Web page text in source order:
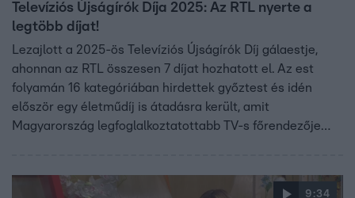
Televíziós Újságírók Díja 2025: Az RTL nyerte a
legtöbb díjat!
Lezajlott a 2025-ös Televíziós Újságírók Díj gálaestje,
ahonnan az RTL összesen 7 díjat hozhatott el. Az est
folyamán 16 kategóriában hirdettek győztest és idén
először egy életműdíj is átadásra került, amit
Magyarország legfoglalkoztatottabb TV-s főrendezője
9:34